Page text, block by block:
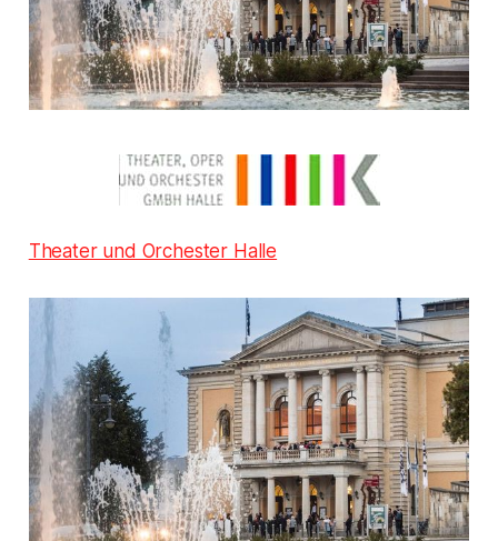
Theater und Orchester Halle